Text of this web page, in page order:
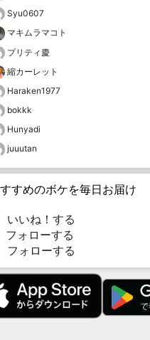
Syu0607
マキムラマコト
プリティ慶
縮カーレット
Haraken1977
bokkk
Hunyadi
juuutan
すめのボケを毎日お届け
いいね！する
ォローする
フォローする